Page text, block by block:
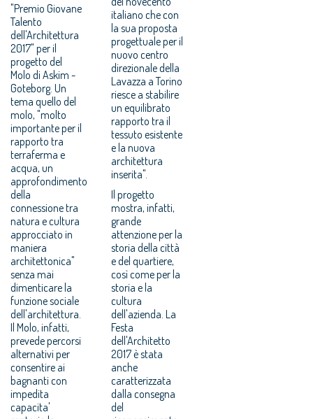
"Premio Giovane
Talento
dell'Architettura
2017" per il
progetto del
Molo di Askim -
Goteborg. Un
tema quello del
molo, "molto
importante per il
rapporto tra
terraferma e
acqua, un
approfondimento
della
connessione tra
natura e cultura
approcciato in
maniera
architettonica"
senza mai
dimenticare la
funzione sociale
dell'architettura.
Il Molo, infatti,
prevede percorsi
alternativi per
consentire ai
bagnanti con
impedita
capacita'
italiano che con
la sua proposta
progettuale per il
nuovo centro
direzionale della
Lavazza a Torino
riesce a stabilire
un equilibrato
rapporto tra il
tessuto esistente
e la nuova
architettura
inserita".
Il progetto
mostra, infatti,
grande
attenzione per la
storia della città
e del quartiere,
così come per la
storia e la
cultura
dell'azienda. La
Festa
dell'Architetto
2017 è stata
anche
caratterizzata
dalla consegna
del